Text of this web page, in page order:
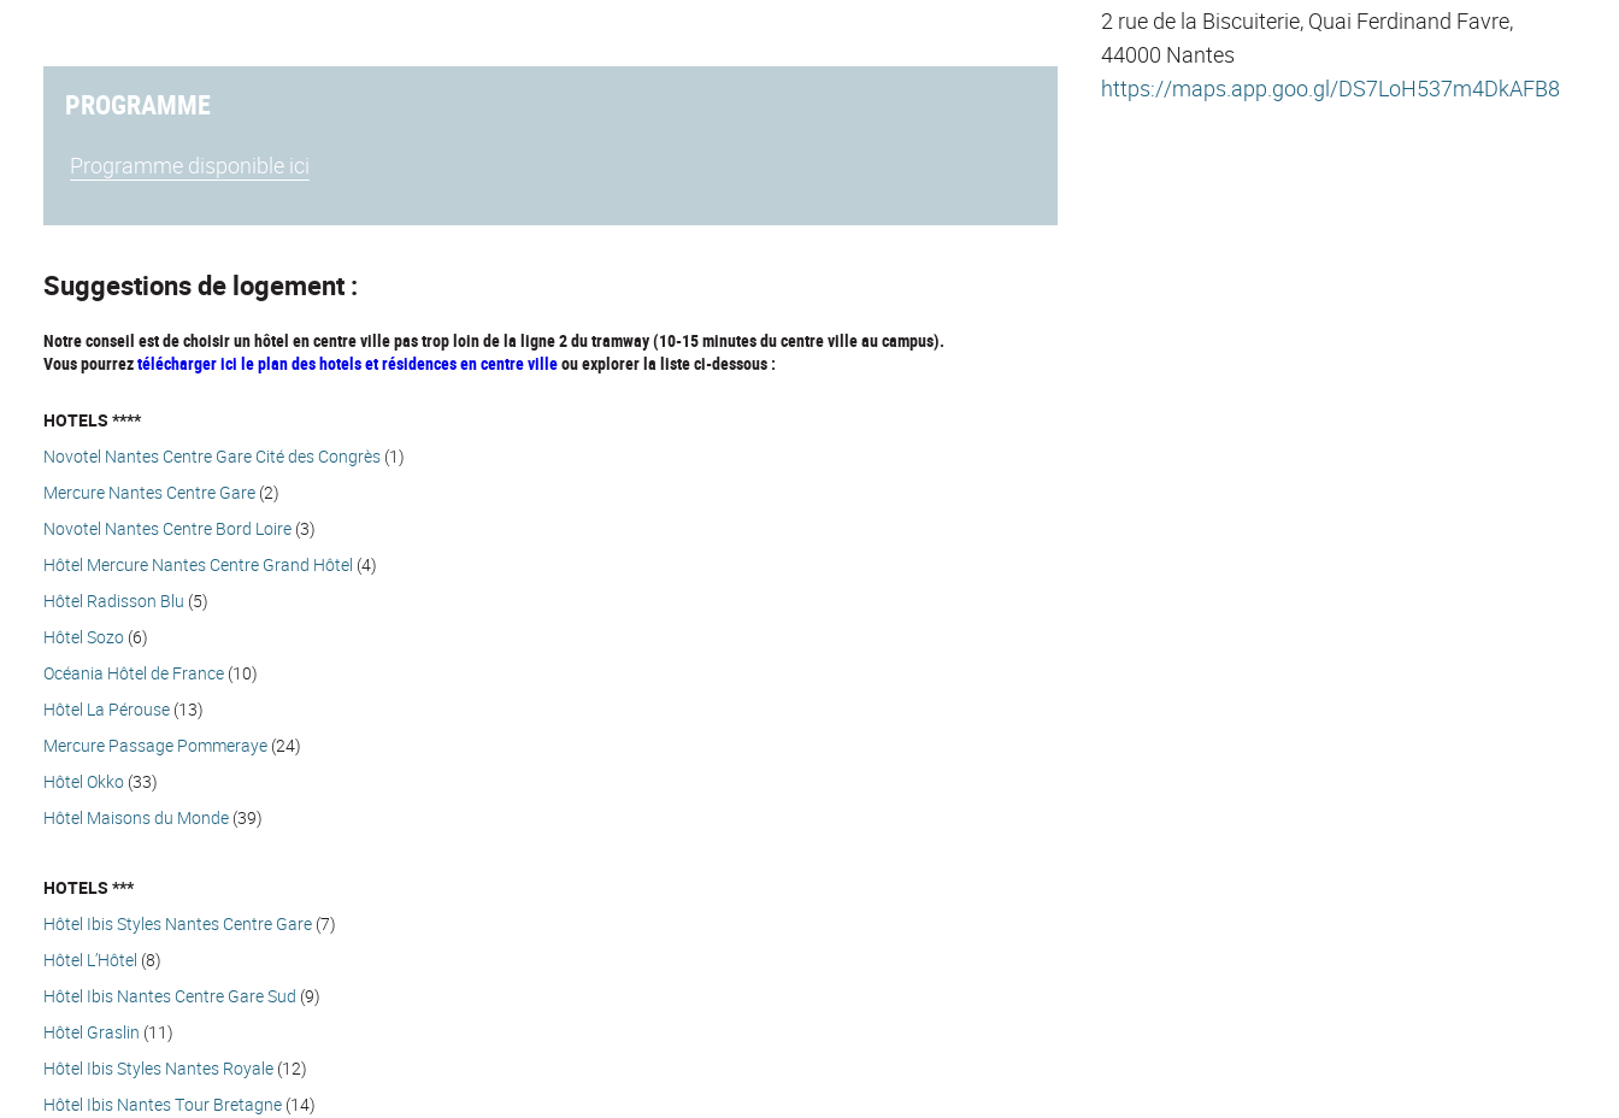
PROGRAMME
Programme disponible ici
Suggestions de logement :
Notre conseil est de choisir un hôtel en centre ville pas trop loin de la ligne 2 du tramway (10-15 minutes du centre ville au campus).
Vous pourreztélécharger ici le plan des hotels et résidences en centre villeou explorer la liste ci-dessous :
HOTELS ****
Novotel Nantes Centre Gare Cité des Congrès (1)
Mercure Nantes Centre Gare (2)
Novotel Nantes Centre Bord Loire (3)
Hôtel Mercure Nantes Centre Grand Hôtel (4)
Hôtel Radisson Blu (5)
Hôtel Sozo (6)
Océania Hôtel de France (10)
Hôtel La Pérouse (13)
Mercure Passage Pommeraye (24)
Hôtel Okko (33)
Hôtel Maisons du Monde (39)
HOTELS ***
Hôtel Ibis Styles Nantes Centre Gare (7)
Hôtel L’Hôtel (8)
Hôtel Ibis Nantes Centre Gare Sud (9)
Hôtel Graslin (11)
Hôtel Ibis Styles Nantes Royale (12)
Hôtel Ibis Nantes Tour Bretagne (14)
2 rue de la Biscuiterie, Quai Ferdinand Favre,
44000 Nantes
https://maps.app.goo.gl/DS7LoH537m4DkAFB8